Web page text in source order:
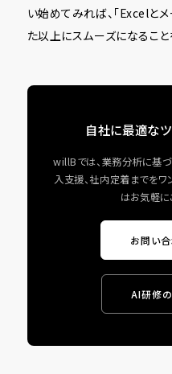
い始めてみれば、「Excelと
た以上にスムーズになること
自社に最適な
willBでは、業務分析に基づ
入支援、社内定着までをワ
はお気軽に
お問い
AI研修